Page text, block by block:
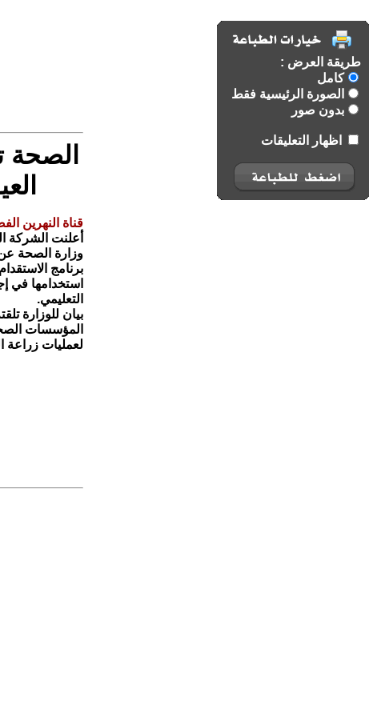
طريقة العرض :
كامل
الصورة الرئيسية فقط
بدون صور
اظهار التعليقات
قناة النهرين
أعلنت الشركة
وزارة الصحة
برنامج
استخدامها في
التعليمي.
بيان للوزارة
المؤسسات
لعمليات زراعة